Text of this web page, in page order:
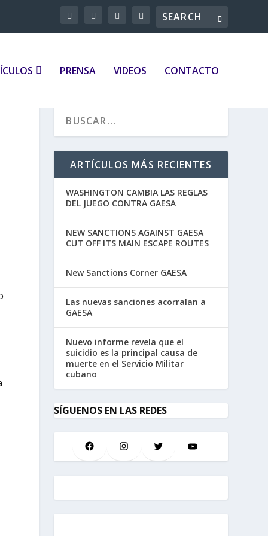
PRENSA VIDEOS CONTACTO
ARTÍCULOS MÁS RECIENTES
WASHINGTON CAMBIA LAS REGLAS
DEL JUEGO CONTRA GAESA
NEW SANCTIONS AGAINST GAESA
CUT OFF ITS MAIN ESCAPE ROUTES
New Sanctions Corner GAESA
Las nuevas sanciones acorralan a
GAESA
Nuevo informe revela que el
suicidio es la principal causa de
muerte en el Servicio Militar
cubano
SÍGUENOS EN LAS REDES